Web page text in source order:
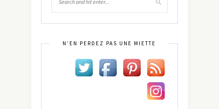
N’EN PERDEZ PAS UNE MIETTE